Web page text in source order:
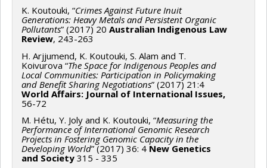
K. Koutouki, “Crimes Against Future Inuit
Generations: Heavy Metals and Persistent Organic
Pollutants” (2017) 20 Australian Indigenous Law
Review, 243-263
H. Arjjumend, K. Koutouki, S. Alam and T.
Koivurova “The Space for Indigenous Peoples and
Local Communities: Participation in Policymaking
and Benefit Sharing Negotiations” (2017) 21:4
World Affairs: Journal of International Issues,
56-72
M. Hétu, Y. Joly and K. Koutouki, “Measuring the
Performance of International Genomic Research
Projects in Fostering Genomic Capacity in the
Developing World” (2017) 36: 4 New Genetics
and Society 315 - 335